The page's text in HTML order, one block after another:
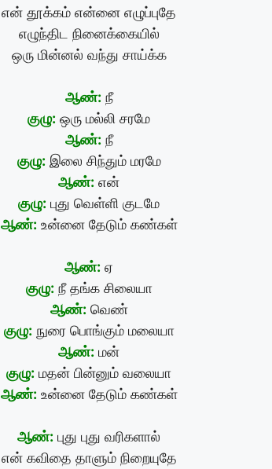
என் தூக்கம் என்னை எழுப்புதே
எழுந்திட நினைக்கையில்
ஒரு மின்னல் வந்து சாய்க்க
ஆண்: நீ
குழு: ஒரு மல்லி சரமே
ஆண்: நீ
குழு: இலை சிந்தும் மரமே
ஆண்: என்
குழு: புது வெள்ளி குடமே
ஆண்: உன்னை தேடும் கண்கள்
ஆண்: ஏ
குழு: நீ தங்க சிலையா
ஆண்: வெண்
குழு: நுரை பொங்கும் மலையா
ஆண்: மன்
குழு: மதன் பின்னும் வலையா
ஆண்: உன்னை தேடும் கண்கள்
ஆண்: புது புது வரிகளால்
என் கவிதை தாளும் நிறையுதே